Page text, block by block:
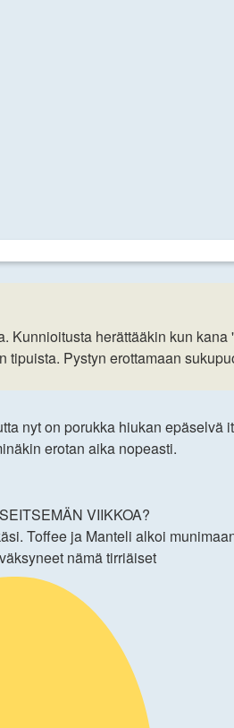
herättääkin kun
Pystyn erottamaan
nyt on porukka hiukan epäselvä
erotan aika nopeasti.
VIIKKOA?
Toffee ja Manteli alkoi
nämä tirriäiset